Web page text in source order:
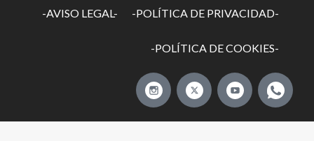
-AVISO LEGAL- -POLÍTICA DE PRIVACIDAD-
-POLÍTICA DE COOKIES-